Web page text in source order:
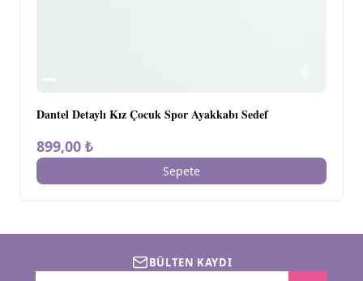
Dantel Detaylı Kız Çocuk Spor Ayakkabı Sedef
899,00 ₺
Sepete
BÜLTEN KAYDI